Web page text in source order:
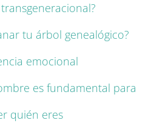
tu árbol genealógico?
emocional
es fundamental para
quién eres